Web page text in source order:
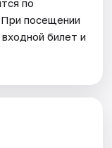
по
посещении
билет и